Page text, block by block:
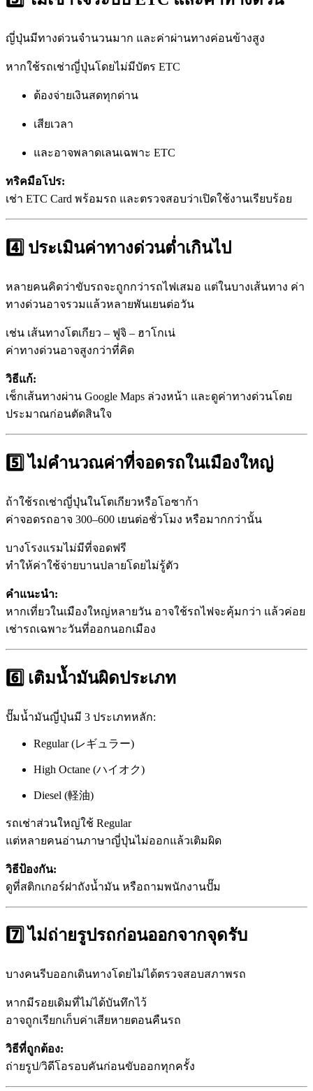
ญี่ปุ่นมีทางด่วนจำนวนมาก และค่าผ่านทางค่อนข้างสูง
หากใช้รถเช่าญี่ปุ่นโดยไม่มีบัตร ETC
ต้องจ่ายเงินสดทุกด่าน
เสียเวลา
และอาจพลาดเลนเฉพาะ ETC
ทริคมือโปร:
เช่า ETC Card พร้อมรถ และตรวจสอบว่าเปิดใช้งานเรียบร้อย
4️⃣ ประเมินค่าทางด่วนต่ำเกินไป
หลายคนคิดว่าขับรถจะถูกกว่ารถไฟเสมอ แต่ในบางเส้นทาง ค่า
ทางด่วนอาจรวมแล้วหลายพันเยนต่อวัน
เช่น เส้นทางโตเกียว – ฟูจิ – ฮาโกเน่
ค่าทางด่วนอาจสูงกว่าที่คิด
วิธีแก้:
เช็กเส้นทางผ่าน Google Maps ล่วงหน้า และดูค่าทางด่วนโดย
ประมาณก่อนตัดสินใจ
5️⃣ ไม่คำนวณค่าที่จอดรถในเมืองใหญ่
ถ้าใช้รถเช่าญี่ปุ่นในโตเกียวหรือโอซาก้า
ค่าจอดรถอาจ 300–600 เยนต่อชั่วโมง หรือมากกว่านั้น
บางโรงแรมไม่มีที่จอดฟรี
ทำให้ค่าใช้จ่ายบานปลายโดยไม่รู้ตัว
คำแนะนำ:
หากเที่ยวในเมืองใหญ่หลายวัน อาจใช้รถไฟจะคุ้มกว่า แล้วค่อย
เช่ารถเฉพาะวันที่ออกนอกเมือง
6️⃣ เติมน้ำมันผิดประเภท
ปั๊มน้ำมันญี่ปุ่นมี 3 ประเภทหลัก:
Regular (レギュラー)
High Octane (ハイオク)
Diesel (軽油)
รถเช่าส่วนใหญ่ใช้ Regular
แต่หลายคนอ่านภาษาญี่ปุ่นไม่ออกแล้วเติมผิด
วิธีป้องกัน:
ดูที่สติกเกอร์ฝาถังน้ำมัน หรือถามพนักงานปั๊ม
7️⃣ ไม่ถ่ายรูปรถก่อนออกจากจุดรับ
บางคนรีบออกเดินทางโดยไม่ได้ตรวจสอบสภาพรถ
หากมีรอยเดิมที่ไม่ได้บันทึกไว้
อาจถูกเรียกเก็บค่าเสียหายตอนคืนรถ
วิธีที่ถูกต้อง:
ถ่ายรูป/วิดีโอรอบคันก่อนขับออกทุกครั้ง